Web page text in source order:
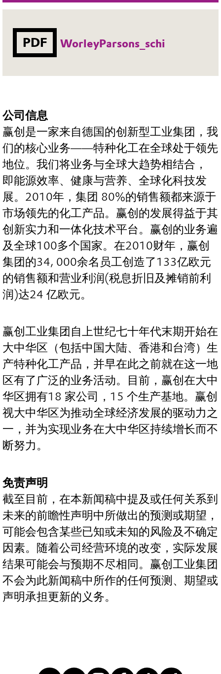
PDF WorleyParsons_schi
公司信息
赢创是一家来自德国的创新型工业集团，我
们的核心业务——特种化工在全球处于领先
地位。我们将业务与全球大趋势相结合，
即能源效率、健康与营养、全球化科技发
展。2010年，集团 80%的销售额都来源于
市场领先的化工产品。赢创的发展得益于其
创新实力和一体化技术平台。赢创的业务遍
及全球100多个国家。在2010财年，赢创
集团的34, 000余名员工创造了133亿欧元
的销售额和营业利润(税息折旧及摊销前利
润)达24 亿欧元。
赢创工业集团自上世纪七十年代末期开始在
大中华区（包括中国大陆、香港和台湾）生
产特种化工产品，并早在此之前就在这一地
区有了广泛的业务活动。目前，赢创在大中
华区拥有18 家公司，15 个生产基地。赢创
视大中华区为推动全球经济发展的驱动力之
一，并为实现业务在大中华区持续增长而不
断努力。
免责声明
截至目前，在本新闻稿中提及或任何关系到
未来的前瞻性声明中所做出的预测或期望，
可能会包含某些已知或未知的风险及不确定
因素。随着公司经营环境的改变，实际发展
结果可能会与预期不尽相同。赢创工业集团
不会为此新闻稿中所作的任何预测、期望或
声明承担更新的义务。